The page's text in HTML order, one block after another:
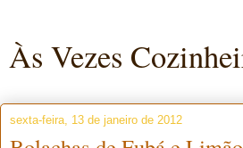
Às Vezes
sexta-feira, 13 de janeiro de 2012